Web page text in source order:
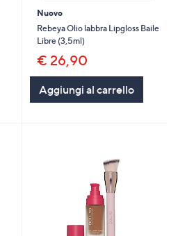
Nuovo
Rebeya Olio labbra Lipgloss Baile
Libre (3,5ml)
€ 26,90
Aggiungi al carrello